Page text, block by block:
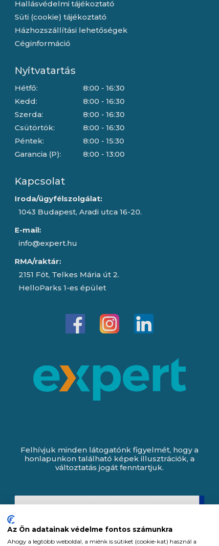
Hallásvédelmi tájékoztató
Süti (cookie) tájékoztató
Házhozszállítási lehetőségek
Céginformáció
Nyitvatartás
Hétfő:
Kedd:
Szerda:
Csütörtök:
Péntek:
Garancia (P):
8:00 - 16:30
8:00 - 16:30
8:00 - 16:30
8:00 - 16:30
8:00 - 15:30
8:00 - 13:00
Kapcsolat
Iroda/ügyfélszolgálat:
1043 Budapest, Aradi utca 16-20.
E-mail:
info@expert.hu
RMA/raktár:
2151 Fót, Telkes Mária út 2.
HelloParks 1-es épület
Felhívjuk minden látogatónk figyelmét, hogy a
honlapunkon található képek illusztrációk, a
változtatás jogát fenntartjuk.
Az Ön adatainak védelme fontos számunkra
Ahogy a legtöbb weboldal, a miénk is sütiket (cookie-kat) használ a